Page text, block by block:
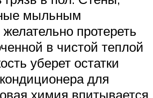
мыльным
протереть
в чистой теплой
уберет остатки
для
химия впитывается